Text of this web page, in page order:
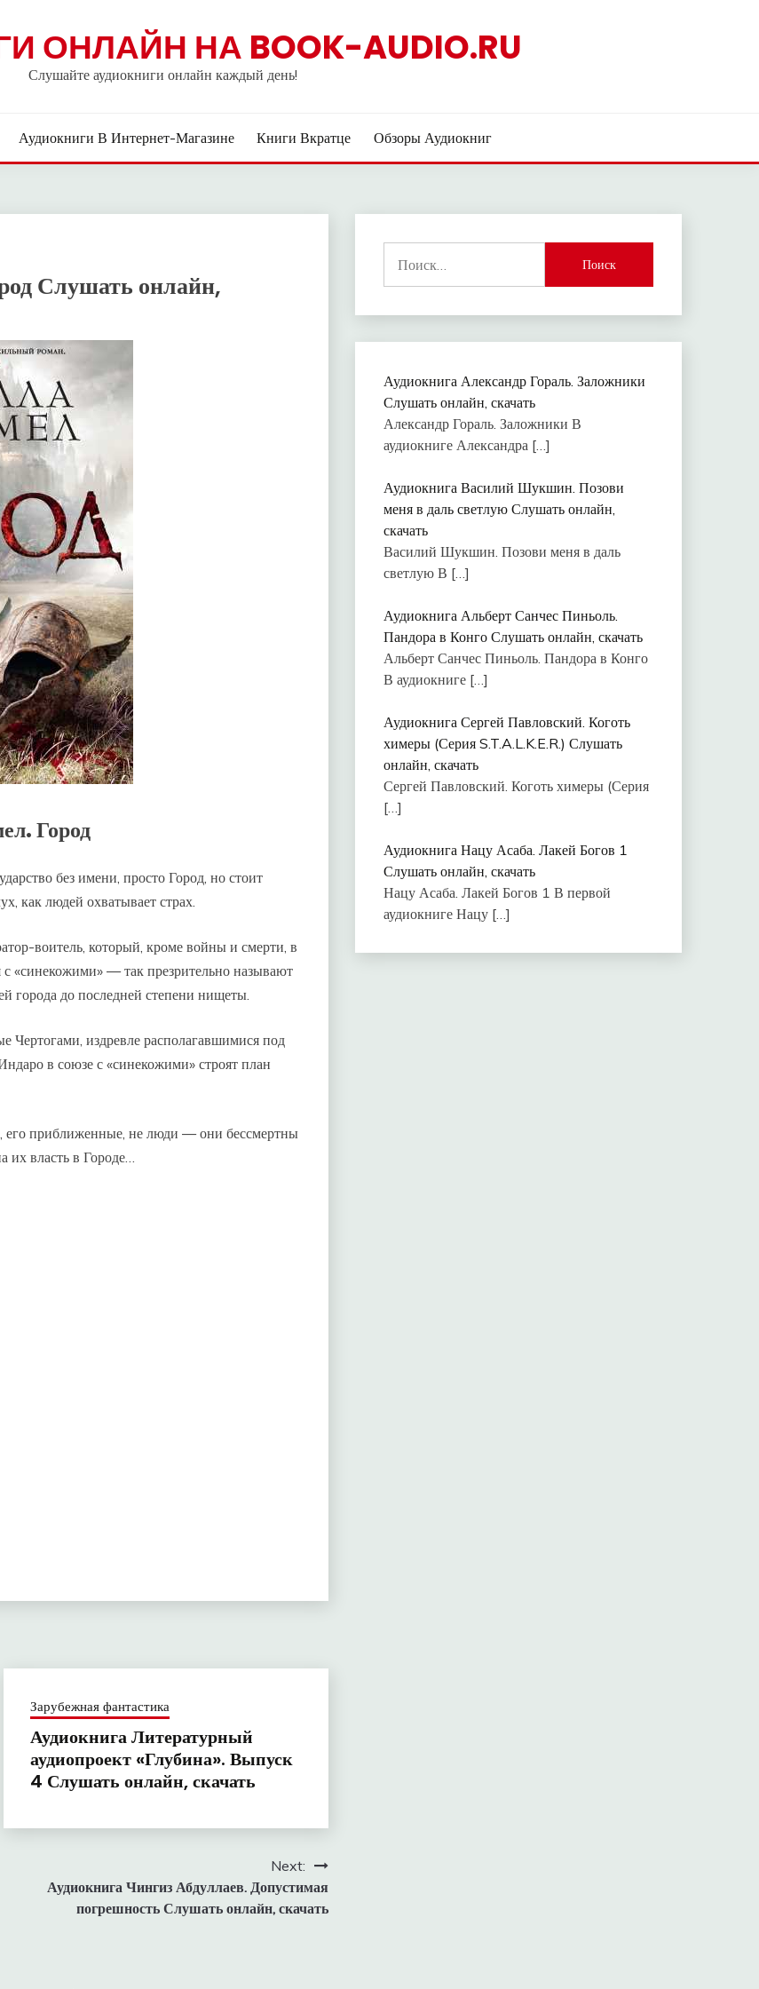
ОНЛАЙН НА BOOK-AUDIO.RU
Слушайте аудиокниги онлайн каждый день!
Аудиокниги В Интернет-Магазине Книги Вкратце Обзоры Аудиокниг
Слушать онлайн,
Город
без имени, просто Город, но стоит
как людей охватывает страх.
воитель, который, кроме войны и смерти, в
«синекожими» — так презрительно называют
города до последней степени нищеты.
Чертогами, издревле располагавшимися под
в союзе с «синекожими» строят план
его приближенные, не люди — они бессмертны
власть в Городе…
Зарубежная фантастика
Аудиокнига Литературный
аудиопроект «Глубина». Выпуск
4 Слушать онлайн, скачать
Next:
Аудиокнига Чингиз Абдуллаев. Допустимая
погрешность Слушать онлайн, скачать
Аудиокнига Александр Гораль. Заложники
Слушать онлайн, скачать
Александр Гораль. Заложники В
аудиокниге Александра […]
Аудиокнига Василий Шукшин. Позови
меня в даль светлую Слушать онлайн,
скачать
Василий Шукшин. Позови меня в даль
светлую В […]
Аудиокнига Альберт Санчес Пиньоль.
Пандора в Конго Слушать онлайн, скачать
Альберт Санчес Пиньоль. Пандора в Конго
В аудиокниге […]
Аудиокнига Сергей Павловский. Коготь
химеры (Серия S.T.A.L.K.E.R.) Слушать
онлайн, скачать
Сергей Павловский. Коготь химеры (Серия
[…]
Аудиокнига Нацу Асаба. Лакей Богов 1
Слушать онлайн, скачать
Нацу Асаба. Лакей Богов 1 В первой
аудиокниге Нацу […]